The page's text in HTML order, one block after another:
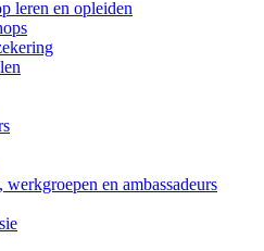
leren en opleiden
werkgroepen en ambassadeurs